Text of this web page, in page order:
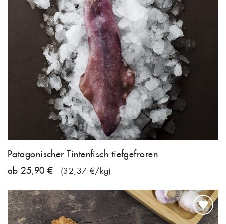
Patagonischer Tintenfisch tiefgefroren
ab 25,90 €
(32,37 €/kg)